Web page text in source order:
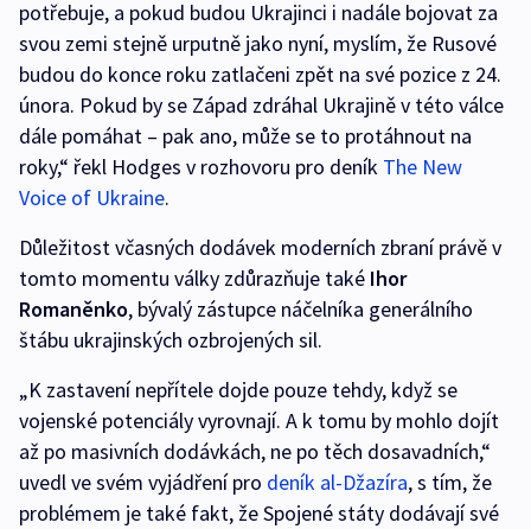
potřebuje, a pokud budou Ukrajinci i nadále bojovat za
svou zemi stejně urputně jako nyní, myslím, že Rusové
budou do konce roku zatlačeni zpět na své pozice z 24.
února. Pokud by se Západ zdráhal Ukrajině v této válce
dále pomáhat – pak ano, může se to protáhnout na
roky,“ řekl Hodges v rozhovoru pro deník The New
Voice of Ukraine.
Důležitost včasných dodávek moderních zbraní právě v
tomto momentu války zdůrazňuje také Ihor
Romaněnko, bývalý zástupce náčelníka generálního
štábu ukrajinských ozbrojených sil.
„K zastavení nepřítele dojde pouze tehdy, když se
vojenské potenciály vyrovnají. A k tomu by mohlo dojít
až po masivních dodávkách, ne po těch dosavadních,“
uvedl ve svém vyjádření pro deník al-Džazíra, s tím, že
problémem je také fakt, že Spojené státy dodávají své